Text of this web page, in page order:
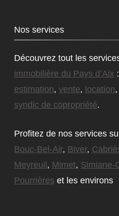
Nos services
Découvrez tout les
immobilière du Pays d’Aix :
estimation, vente, location,
syndic de copropriété.
Profitez de nos services
Bouc-Bel-Air, Biver,
Meyreuil, Mimet, Simiane-
Pourrières et les environs